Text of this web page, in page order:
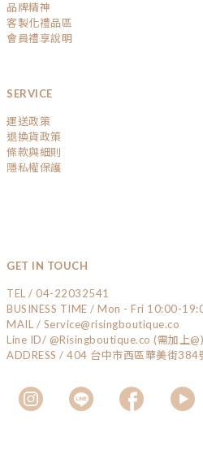
品牌精神
客製化禮品區
會員禮享說明
SERVICE
運送政策
退換貨政策
條款與細則
隱私權保護
GET IN TOUCH
TEL / 04-22032541
BUSINESS TIME / Mon - Fri 10:00-
MAIL / Service@risingboutique.co
Line ID/ @Risingboutique.co (需加上@)
ADDRESS / 404 台中市西區華美街384